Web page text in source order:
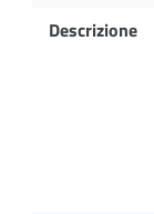
Descrizione